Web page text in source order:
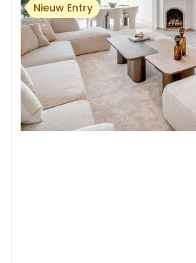
Nieuw Entry